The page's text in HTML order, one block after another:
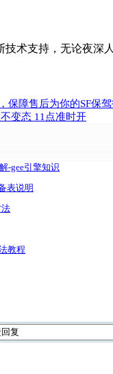
术支持，无论夜深
保障售后为你的SF保
变态 11点准时开
-gee引擎知识
表说明
教程